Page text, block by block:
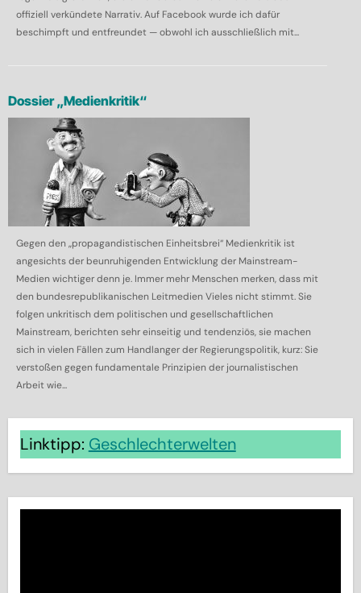
offiziell verkündete Narrativ. Auf Facebook wurde ich dafür
beschimpft und entfreundet — obwohl ich ausschließlich mit...
Dossier „Medienkritik“
Gegen den „propagandistischen Einheitsbrei“ Medienkritik ist
angesichts der beunruhigenden Entwicklung der Mainstream-
Medien wichtiger denn je. Immer mehr Menschen merken, dass mit
den bundesrepublikanischen Leitmedien Vieles nicht stimmt. Sie
folgen unkritisch dem politischen und gesellschaftlichen
Mainstream, berichten sehr einseitig und tendenziös, sie machen
sich in vielen Fällen zum Handlanger der Regierungspolitik, kurz: Sie
verstoßen gegen fundamentale Prinzipien der journalistischen
Arbeit wie...
Linktipp: Geschlechterwelten